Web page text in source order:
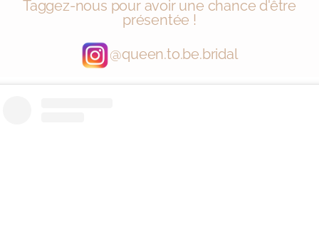
Taggez-nous pour avoir une chance d'être
présentée !
@queen.to.be.bridal